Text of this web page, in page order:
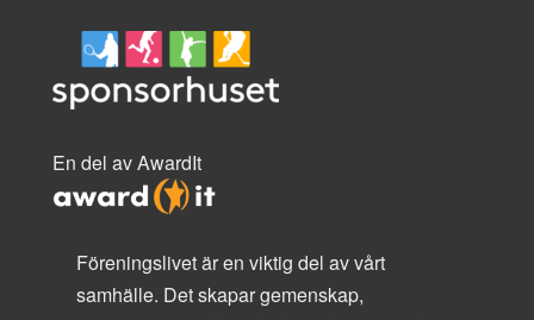
En del av AwardIt
Föreningslivet är en viktig del av vårt
samhälle. Det skapar gemenskap,